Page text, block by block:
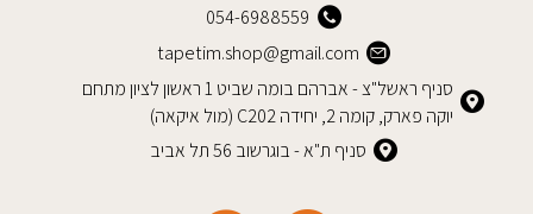
054-6988559
tapetim.shop@gmail.com
סניף ראשל"צ - אברהם בומה שביט 1 ראשון לציון מתחם
יוקה פארק, קומה 2, יחידה C202 (מול איקאה)
סניף ת"א - בוגרשוב 56 תל אביב